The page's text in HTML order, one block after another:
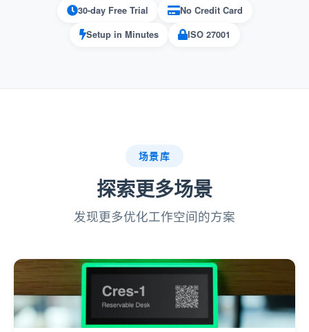
源的活动的宝贵工具。
30-day Free Trial
No Credit Card
Setup in Minutes
ISO 27001
场景库
探索更多场景
发现更多优化工作空间的方案